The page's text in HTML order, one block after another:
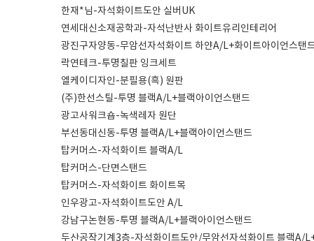
한재*님-자석화이트도안 실버UK
연세대신소재공학과-자석난반사 화이트유리인테리어
광진구자양동-무암선자석화이트 하얀A/L+화이트아이언스탠
락연테크-투명칠판 잉크세트
엘케이디자인-분필용(흑) 원판
(주)한선스틸-투명 블랙A/L+블랙아이언스탠드
광고사워크숍-녹색레자 원단
부선동대신동-투명 블랙A/L+블랙아이언스탠드
탑커머스-자석화이트 블랙A/L
탑커머스-단면스탠드
탑커머스-자석화이트 화이트목
인우광고-자석화이트도안 A/L
강남구논현동-투명 블랙A/L+블랙아이언스탠드
두산공작기계3층-자석화이트도안/무암선자석화이트 블랙A/